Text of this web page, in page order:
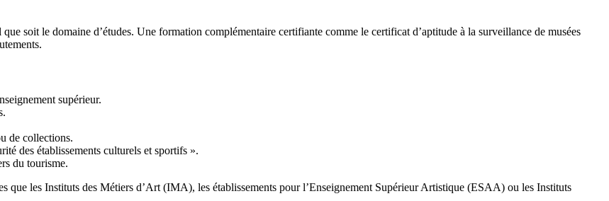
soit le domaine d’études. Une formation complémentaire certifiante comme le certificat d’aptitude à la surveillance de musées
supérieur.
de collections.
des établissements culturels et sportifs ».
du tourisme.
que les Instituts des Métiers d’Art (IMA), les établissements pour l’Enseignement Supérieur Artistique (ESAA) ou les Instituts